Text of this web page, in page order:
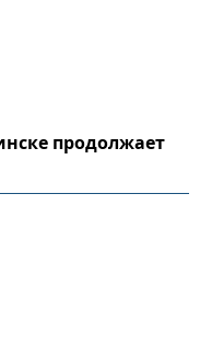
продолжает